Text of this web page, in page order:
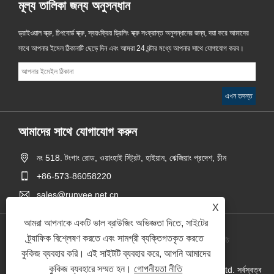
X
আমরা আপনাকে একটি ভাল ব্রাউজিং অভিজ্ঞতা দিতে, সাইটের
ট্র্যাফিক বিশ্লেষণ করতে এবং সামগ্রী ব্যক্তিগতকৃত করতে
কুকিজ ব্যবহার করি। এই সাইটটি ব্যবহার করে, আপনি আমাদের
কুকিজ ব্যবহারে সম্মত হন।গোপনীয়তা নীতি
মূল্য তালিকা জন্য অনুসন্ধান
ড্রাইওয়াল স্ক্রু, চিপবোর্ড স্ক্রু, স্বয়ংক্রিয় ড্রিলিং স্ক্রু সংক্রান্ত অনুসন্ধানের জন্য, দয়া করে আমাদের
সাথে আপনার ইমেল ঠিকানাটি ছেড়ে দিন এবং আমরা 24 ঘন্টার মধ্যে আপনার সাথে যোগাযোগ করব।
আমাদের সাথে যোগাযোগ করুন
নং 518. টংগাং রোড, ওয়াংহাই স্ট্রিট, হাইয়ান, ঝেজিয়াং প্রদেশ, চীন
+86-573-86058220
sales@runyee.net.cn
Links Sitemap RSS XML গোপনীয়তা নীতি
কপিরাইট © 2024 Jiaxing Runyee Metal Technology Co., Ltd. সর্বস্বত্ব